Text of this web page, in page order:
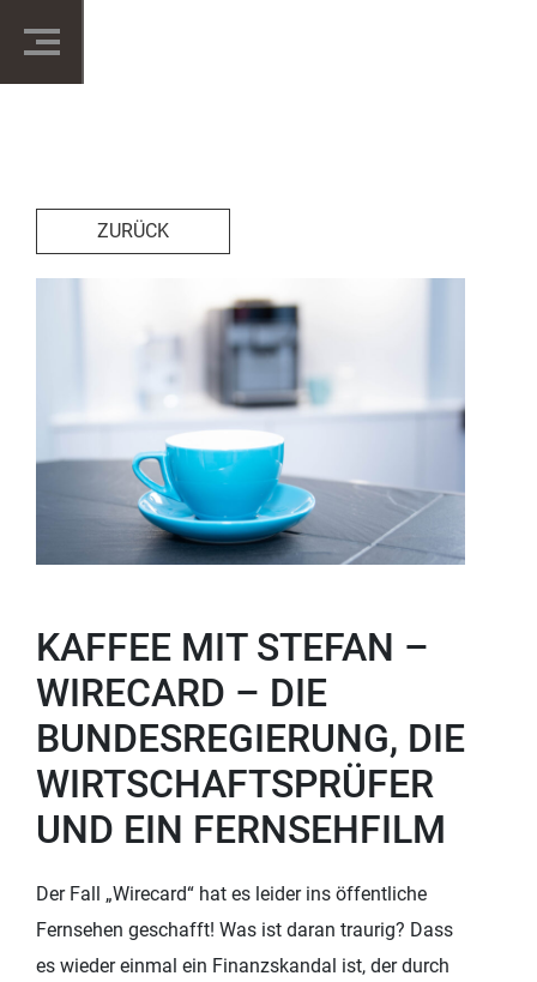
ZURÜCK
KAFFEE MIT STEFAN –
WIRECARD – DIE
BUNDESREGIERUNG, DIE
WIRTSCHAFTSPRÜFER
UND EIN FERNSEHFILM
Der Fall „Wirecard“ hat es leider ins öffentliche
Fernsehen geschafft! Was ist daran traurig? Dass
es wieder einmal ein Finanzskandal ist, der durch